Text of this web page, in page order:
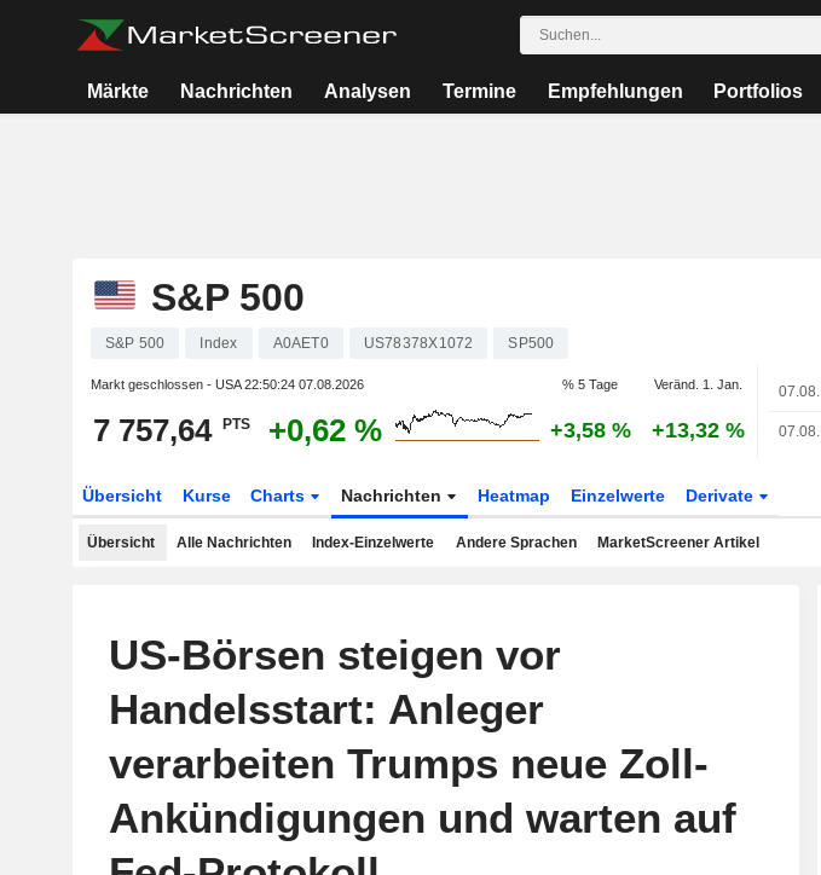
Märkte Nachrichten Analysen Termine Empfehlungen Portfolios
S&P 500
S&P 500 Index A0AET0 US78378X1072 SP500
Markt geschlossen - USA22:50:24 07.08.2026 % 5 Tage Veränd. 1. Jan.
7 757,64 PTS +0,62 % +3,58 % +13,32 %
07.08.
07.08.
Übersicht Kurse Charts Nachrichten Heatmap Einzelwerte Derivate
Übersicht Alle Nachrichten Index-Einzelwerte Andere Sprachen MarketScreener Artikel
US-Börsen steigen vor
Handelsstart: Anleger
verarbeiten Trumps neue Zoll-
Ankündigungen und warten auf